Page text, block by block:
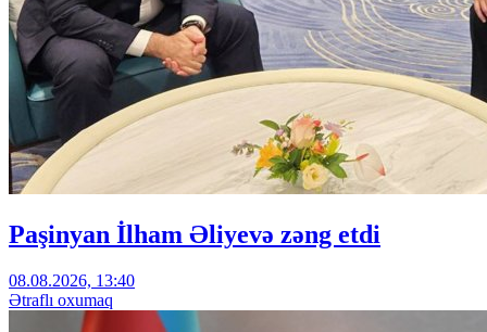
Paşinyan İlham Əliyevə zəng etdi
08.08.2026, 13:40
Ətraflı oxumaq